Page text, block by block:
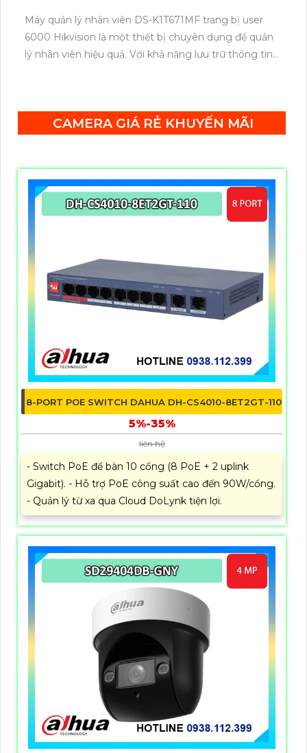
Máy quản lý nhân viên DS-K1T671MF trang bị user
6000 Hikvision là một thiết bị chuyên dụng để quản
lý nhân viên hiệu quả. Với khả năng lưu trữ thông tin
đảm bảo bởi chất liệu chất lượng cao. DS-K1T671MF
nghiệp của bạn.
CAMERA GIÁ RẺ KHUYẾN MÃI
8-PORT POE SWITCH DAHUA DH-CS4010-8ET2GT-110
5%-35%
liên hệ
- Switch PoE để bàn 10 cổng (8 PoE + 2 uplink
Gigabit). - Hỗ trợ PoE công suất cao đến 90W/cổng.
- Quản lý từ xa qua Cloud DoLynk tiện lợi.